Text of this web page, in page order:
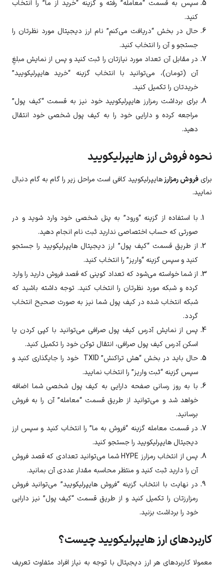
سپس به قسمت “معامله” رفته و گزینه “خرید از ما” را انتخاب
کنید.
حال در بخش “دریافت می‌کنم” نام ارز دیجیتال مورد نظرتان را
جستجو و آن را انتخاب کنید.
در مقابل آن تعداد مورد نیازتان را ثبت کنید و پس از نمایش مبلغِ
آن (تومان)، می‌توانید با انتخاب گزینه “خرید هایپرلیکویید”
خریدتان را تکمیل کنید.
برای برداشت رمزارز هایپرلیکوییدخود نیز به قسمت “کیف پول”
مراجعه کرده و دارایی خود را به کیف پول شخصی خود انتقال
دهید.
نحوه فروش ارز هایپرلیکویید
برای فروش رمزارزهایپرلیکوییدکافی است مراحل زیر را گام به گام دنبال
نمایید.
با استفاده از گزینه “ورود” به پنل شخصی خود وارد شوید و در
صورتی که حساب اختصاصی ندارید ثبت نام انجام دهید.
از طریق قسمت “کیف پول” ارز دیجیتال هایپرلیکوییدرا جستجو
کنید و سپس گزینه “واریز” را انتخاب کنید.
از شما خواسته می‌شود که تعداد کوینی که قصد فروش دارید را وارد
کرده و شبکه مورد نظرتان را انتخاب کنید. توجه داشته باشید که
شبکه انتخاب شده در کیف پول شما نیز به صورت صحیح انتخاب
گردد.
پس از نمایش آدرس کیف پول صرافی می‌توانید با کپی کردن یا
اسکن آدرس کیف پول صرافی، انتقال توکن خود را تکمیل کنید.
حال باید در بخش “هش تراکنش” TXID خود را جایگذاری کنید و
سپس گزینه “ثبت واریز” را انتخاب نمایید.
با به روز رسانی صفحه دارایی به کیف پول شخصی شما اضافه
خواهد شد و می‌توانید از طریق قسمت “معامله” آن را به فروش
برسانید.
در قسمت معامله گزینه “فروش به ما” را انتخاب کنید و سپس ارز
دیجیتال هایپرلیکویید را جستجو کنید.
پس از انتخاب رمزارز HYPEشما می‌توانید تعدادی که قصد فروش
آن را دارید ثبت کنید و منتظر محاسبه مقدار عددی آن بمانید.
در نهایت با انتخاب گزینه “فروشهایپرلیکویید” می‌توانید فروش
رمزارزتان را تکمیل کنید و از طریق قسمت “کیف پول” نیز دارایی
خود را برداشت بزنید.
کاربردهای ارز هایپرلیکویید چیست؟
معمولا کاربردهای هر ارز دیجیتال با توجه به نیاز افراد متفاوت تعریف